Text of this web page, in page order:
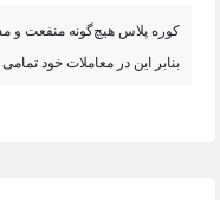
کوره پلاس هیچ‌گونه منفعت و
بنابر این در معاملات خود